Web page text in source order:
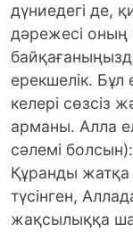
дүниедегі де,
дәрежесі
ерекшелік.
келері сөзсіз
арманы. Алла
сәлемі
Құранды жатқа
түсінген,
жақсылыққа